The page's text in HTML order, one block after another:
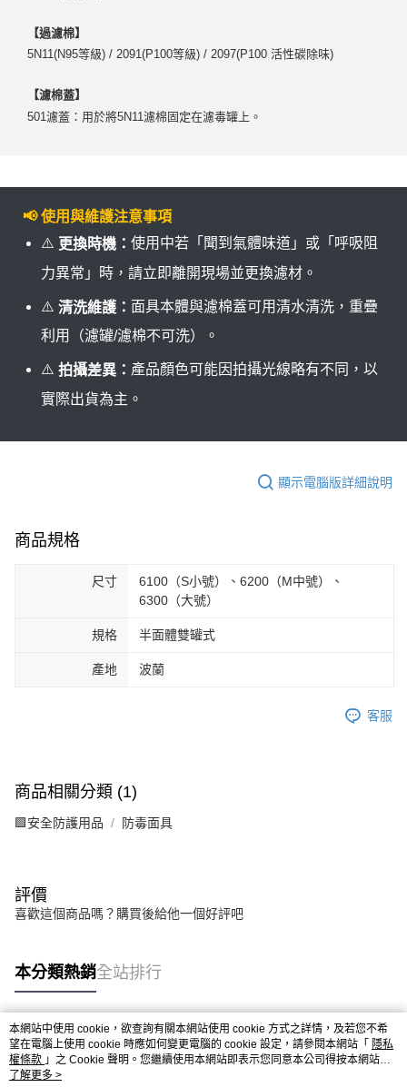
【過濾棉】
5N11(N95等級) / 2091(P100等級) / 2097(P100 活性碳除味)
【濾棉蓋】
501濾蓋：用於將5N11濾棉固定在濾毒罐上。
📢 使用與維護注意事項
⚠️ 更換時機： 使用中若「聞到氣體味道」或「呼吸阻
力異常」時，請立即離開現場並更換濾材。
⚠️ 清洗維護： 面具本體與濾棉蓋可用清水清洗，重疊
利用（濾罐/濾棉不可洗）。
⚠️ 拍攝差異： 產品顏色可能因拍攝光線略有不同，以
實際出貨為主。
顯示電腦版詳細說明
商品規格
尺寸
6100（S小號）、6200（M中號）、
6300（大號）
規格 半面體雙罐式
產地 波蘭
客服
商品相關分類 (1)
🟩安全防護用品 防毒面具
評價
喜歡這個商品嗎？購買後給他一個好評吧
本分類熱銷全站排行
熱門標籤
本網站中使用 cookie，欲查詢有關本網站使用 cookie 方式之詳情，及若您不希
望在電腦上使用 cookie 時應如何變更電腦的 cookie 設定，請參閱本網站「 隱私
權條款 」之 Cookie 聲明。您繼續使用本網站即表示您同意本公司得按本網站使
用條款之 Cookie 聲明使用 cookie。
了解更多 >